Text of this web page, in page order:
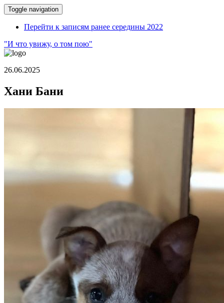
Toggle navigation
Перейти к записям ранее середины 2022
"И что увижу, о том пою"
26.06.2025
Хани Бани